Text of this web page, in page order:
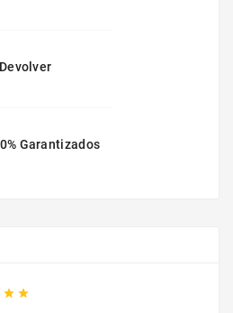
Garantizados
 